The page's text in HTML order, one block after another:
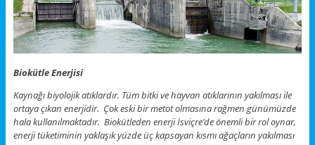
Biokütle Enerjisi
Kaynağı biyolojik atıklardır. Tüm bitki ve hayvan atıklarının yakılması ile
ortaya çıkan enerjidir. Çok eski bir metot olmasına rağmen günümüzde
hala kullanılmaktadır. Biokütleden enerji İsviçre’de önemli bir rol oynar,
enerji tüketiminin yaklaşık yüzde üç kapsayan kısmı ağaçların yakılması